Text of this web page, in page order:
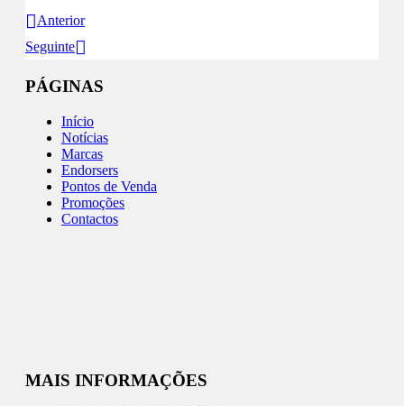
Anterior
Seguinte
PÁGINAS
Início
Notícias
Marcas
Endorsers
Pontos de Venda
Promoções
Contactos
MAIS INFORMAÇÕES